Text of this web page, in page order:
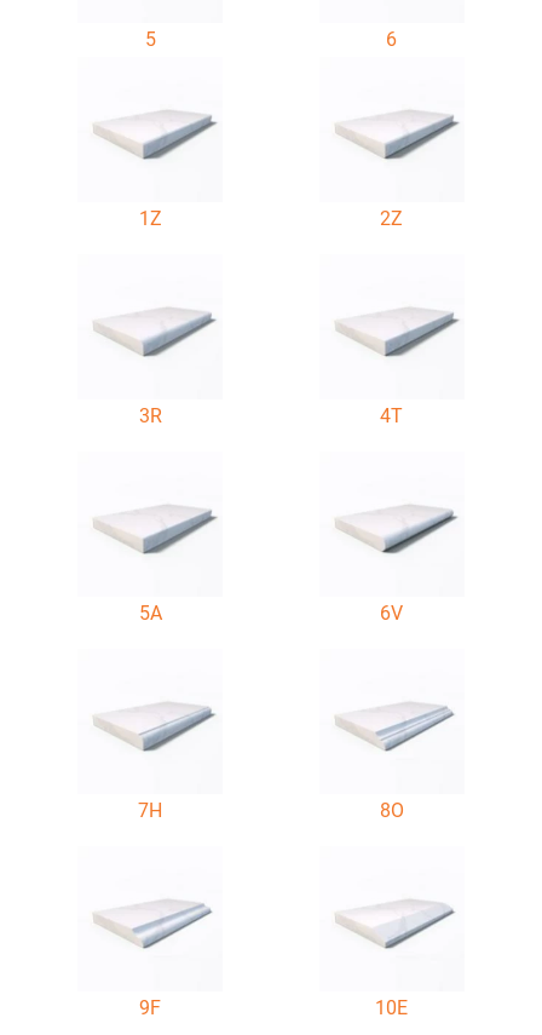
5 6
1Z 2Z
3R 4T
5A 6V
7H 8O
9F 10E